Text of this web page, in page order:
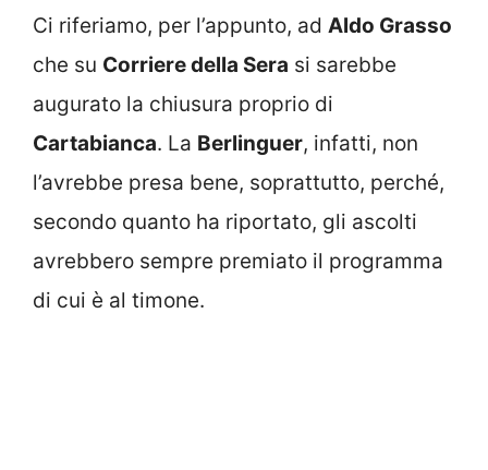
Ci riferiamo, per l’appunto, ad Aldo Grasso
che su Corriere della Sera si sarebbe
augurato la chiusura proprio di
Cartabianca. La Berlinguer, infatti, non
l’avrebbe presa bene, soprattutto, perché,
secondo quanto ha riportato, gli ascolti
avrebbero sempre premiato il programma
di cui è al timone.